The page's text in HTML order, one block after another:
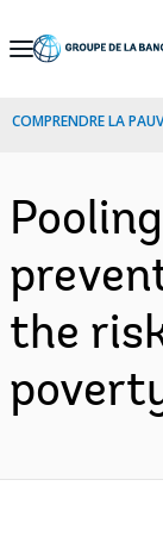
Skip
Navigation
COMPRENDRE LA
the